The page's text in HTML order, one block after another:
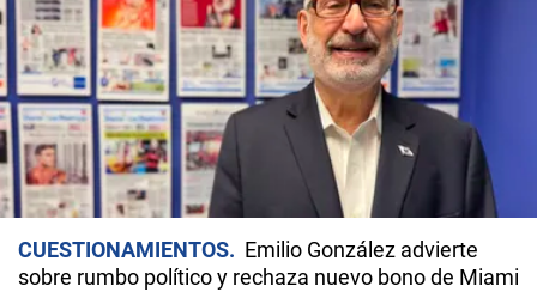
CUESTIONAMIENTOS
Emilio González advierte
sobre rumbo político y rechaza nuevo bono de Miami